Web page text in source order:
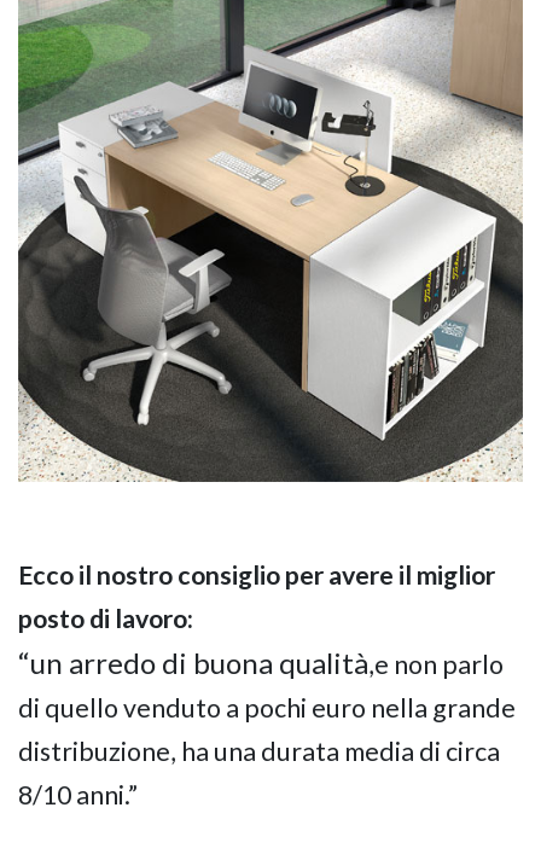
Ecco il nostro consiglio per avere il miglior
posto di lavoro:
“un arredo di buona qualità,e non parlo
di quello venduto a pochi euro nella grande
distribuzione, ha una durata media di circa
8/10 anni.”